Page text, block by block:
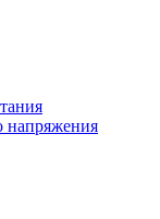
напряжения